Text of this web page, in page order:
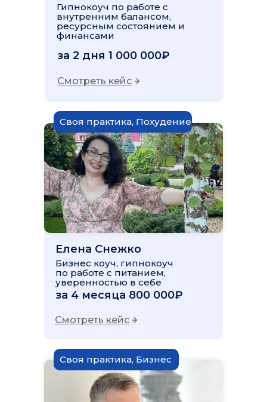
за 2 дня 1 000 000₽
Гипнокоуч по работе с
внутренним балансом,
ресурсным состоянием и
финансами
Елена Снежко
за 4 месяца 800 000₽
Бизнес коуч, гипнокоуч
по работе с питанием,
уверенностью в себе
Смотреть кейс
Смотреть кейс
Своя практика, Похудение
Своя практика, Бизнес